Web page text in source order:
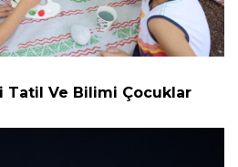
Tatil Ve Bilimi Çocuklar